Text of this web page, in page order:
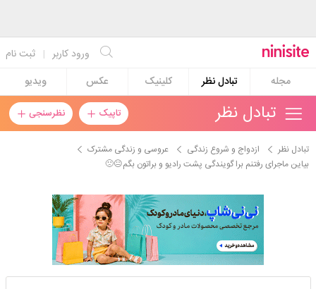
ثبت نام | ورود کاربر
مجله
تبادل نظر کلینیک عکس ویدیو
تاپیک نظرسنجی تبادل نظر
تبادل نظر ازدواج و شروع زندگی
عروسی و زندگی مشترک
بیاین ماجرای رفتنم برا گویندگی پشت رادیو و براتون بگم😐🙁